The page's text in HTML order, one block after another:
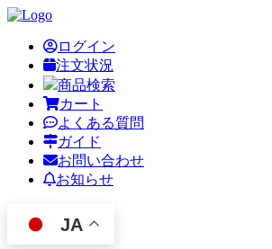
ログイン
注文状況
商品検索
カート
よくある質問
ガイド
お問い合わせ
お知らせ
JA